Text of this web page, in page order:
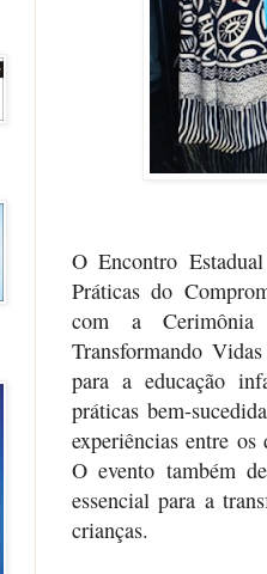
O Encontro
Práticas do
com a Cerimônia
Transformando
para a educação
práticas bem-
experiências entre
O evento também
essencial para a
crianças.